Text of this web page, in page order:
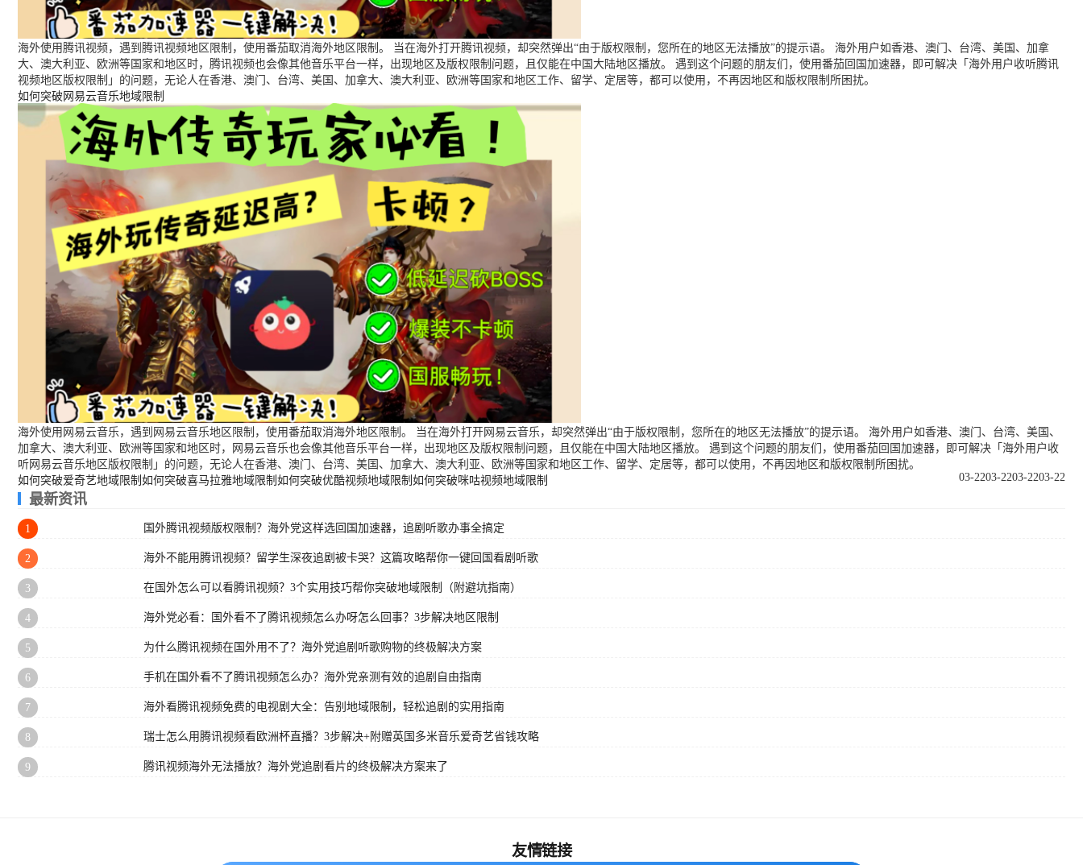
海外使用腾讯视频，遇到腾讯视频地区限制，使用番茄取消海外地区限制。 当在海外打开腾讯视频，却突然弹出“由于版权限制，您所在的地区无法播放”的提示语。 海外用户如香港、澳门、台湾、美国、加拿
大、澳大利亚、欧洲等国家和地区时，腾讯视频也会像其他音乐平台一样，出现地区及版权限制问题，且仅能在中国大陆地区播放。 遇到这个问题的朋友们，使用番茄回国加速器，即可解决「海外用户收听腾讯
视频地区版权限制」的问题，无论人在香港、澳门、台湾、美国、加拿大、澳大利亚、欧洲等国家和地区工作、留学、定居等，都可以使用，不再因地区和版权限制所困扰。
如何突破网易云音乐地域限制
海外使用网易云音乐，遇到网易云音乐地区限制，使用番茄取消海外地区限制。 当在海外打开网易云音乐，却突然弹出“由于版权限制，您所在的地区无法播放”的提示语。 海外用户如香港、澳门、台湾、美国、
加拿大、澳大利亚、欧洲等国家和地区时，网易云音乐也会像其他音乐平台一样，出现地区及版权限制问题，且仅能在中国大陆地区播放。 遇到这个问题的朋友们，使用番茄回国加速器，即可解决「海外用户收
听网易云音乐地区版权限制」的问题，无论人在香港、澳门、台湾、美国、加拿大、澳大利亚、欧洲等国家和地区工作、留学、定居等，都可以使用，不再因地区和版权限制所困扰。
如何突破爱奇艺地域限制
03-22
如何突破喜马拉雅地域限制 03-22
如何突破优酷视频地域限制 03-22
如何突破咪咕视频地域限制 03-22
最新资讯
1 国外腾讯视频版权限制？海外党这样选回国加速器，追剧听歌办事全搞定
2 海外不能用腾讯视频？留学生深夜追剧被卡哭？这篇攻略帮你一键回国看剧听歌
3 在国外怎么可以看腾讯视频？3个实用技巧帮你突破地域限制（附避坑指南）
4 海外党必看：国外看不了腾讯视频怎么办呀怎么回事？3步解决地区限制
5 为什么腾讯视频在国外用不了？海外党追剧听歌购物的终极解决方案
6 手机在国外看不了腾讯视频怎么办？海外党亲测有效的追剧自由指南
7 海外看腾讯视频免费的电视剧大全：告别地域限制，轻松追剧的实用指南
8 瑞士怎么用腾讯视频看欧洲杯直播？3步解决+附赠英国多米音乐爱奇艺省钱攻略
9 腾讯视频海外无法播放？海外党追剧看片的终极解决方案来了
友情链接